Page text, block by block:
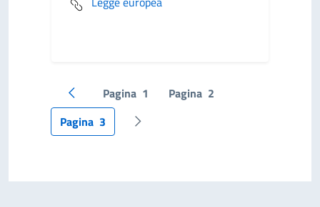
Pagina precedente
Pagina 1 Pagina 2
Pagina 3 Pagina successiva